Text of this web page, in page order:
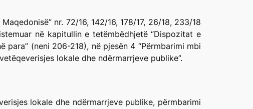
nr. 72/16, 142/16, 178/17, 26/18, 233/18
në kapitullin e tetëmbëdhjetë “Dispozitat e
(neni 206-218), në pjesën 4 “Përmbarimi mbi
lokale dhe ndërmarrjeve publike”.
lokale dhe ndërmarrjeve publike, përmbarimi